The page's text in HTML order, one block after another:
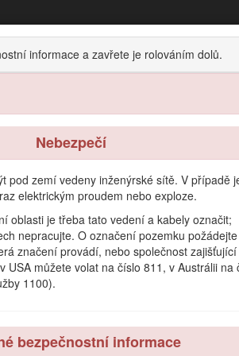
informace a zavřete je rolováním dolů.
Nebezpečí
pod zemí vedeny inženýrské sítě. V případě
elektrickým proudem nebo exploze.
oblasti je třeba tato vedení a kabely označit;
nepracujte. O označení pozemku požádejte
značení provádí, nebo společnost zajišťující
USA můžete volat na číslo 811, v Austrálii na
1100).
bezpečnostní informace
otáčkami nebo vysokým
nosič nástrojů
nástrojů Toro s různými výložníky a
jako je dřevo nebo beton.
zařízeních neprovádějte žádné
profesionálními pracovníky, kteří znají jeho
až 38 °C. Ohledně provozu v
používat a jak jej udržovat a jak zabránit